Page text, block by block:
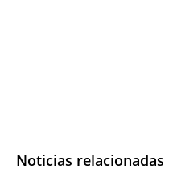
Noticias relacionadas